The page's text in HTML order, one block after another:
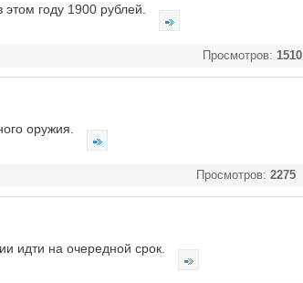
году 1900 рублей.
Просмотров: 1510
оружия.
Просмотров: 2275
идти на очередной срок.